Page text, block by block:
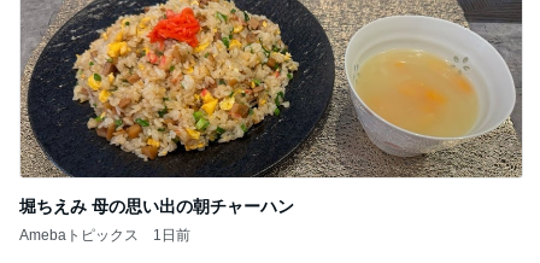
堀ちえみ 母の思い出の朝チャーハン
Amebaトピックス 1日前
記事を読む